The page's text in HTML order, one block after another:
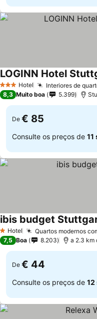
3 EstrelasHotel Interiores de
LOGINN Hotel
8,3 Muito boa 5.399
De € 85
Consulte os preços de 11
1 Estrelas
Hotel Quartos modernos
ibis budget
7,5 Boa 8.203 a 2.3 km
De € 44
Consulte os preços de 12